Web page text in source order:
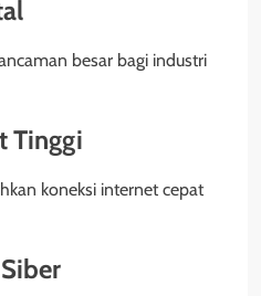
besar bagi industri
Tinggi
koneksi internet cepat